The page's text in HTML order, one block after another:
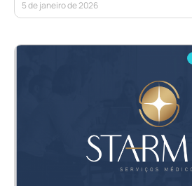
5 de janeiro de 2026